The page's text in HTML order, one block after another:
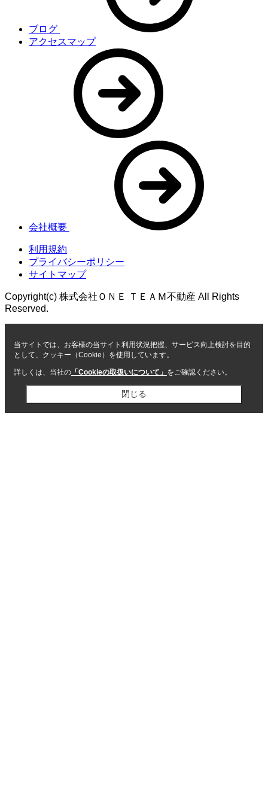
ブログ
アクセスマップ
会社概要
利用規約
プライバシーポリシー
サイトマップ
Copyright(c) 株式会社ＯＮＥ ＴＥＡＭ不動産 All Rights
Reserved.
当サイトでは、お客様の当サイト利用状況把握、サービス向上検討を目的
として、クッキー（Cookie）を使用しています。
詳しくは、当社の 「Cookieの取扱いについて」 をご確認ください。
閉じる